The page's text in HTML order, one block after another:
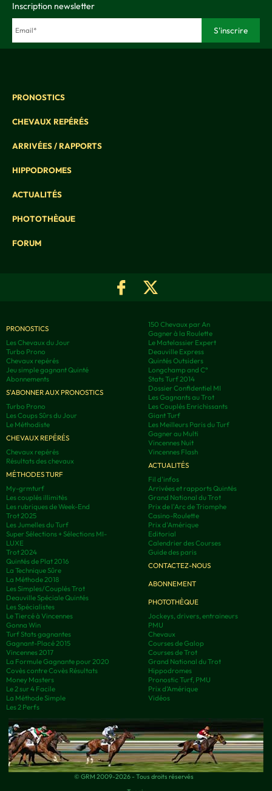
Inscription newsletter
PRONOSTICS
CHEVAUX REPÉRÉS
ARRIVÉES / RAPPORTS
HIPPODROMES
ACTUALITÉS
PHOTOTHÈQUE
FORUM
PRONOSTICS
Les Chevaux du Jour
Turbo Prono
Chevaux repérés
Jeu simple gagnant Quinté
Abonnements
S'ABONNER AUX PRONOSTICS
Turbo Prono
Les Coups Sûrs du Jour
Le Méthodiste
CHEVAUX REPÉRÉS
Chevaux repérés
Résultats des chevaux
MÉTHODES TURF
My-grmturf
Les couplés illimités
Les rubriques de Week-End
Trot 2025
Les Jumelles du Turf
Super Sélections + Sélections MI-
LUXE
Trot 2024
Quintés de Plat 2016
La Technique Sûre
La Méthode 2018
Les Simples/Couplés Trot
Deauville Spéciale Quintés
Les Spécialistes
Le Tiercé à Vincennes
Gonna Win
Turf Stats gagnantes
Gagnant-Placé 2015
Vincennes 2017
La Formule Gagnante pour 2020
Covès contre Covès Résultats
Money Masters
Le 2 sur 4 Facile
La Méthode Simple
Les 2 Perfs
150 Chevaux par An
Gagner à la Roulette
Le Matelassier Expert
Deauville Express
Quintés Outsiders
Longchamp and C°
Stats Turf 2014
Dossier Confidentiel MI
Les Gagnants au Trot
Les Couplés Enrichissants
Giant Turf
Les Meilleurs Paris du Turf
Gagner au Multi
Vincennes Nuit
Vincennes Flash
ACTUALITÉS
Fil d'infos
Arrivées et rapports Quintés
Grand National du Trot
Prix de l'Arc de Triomphe
Casino-Roulette
Prix d'Amérique
Editorial
Calendrier des Courses
Guide des paris
CONTACTEZ-NOUS
ABONNEMENT
PHOTOTHÈQUE
Jockeys, drivers, entraineurs
PMU
Chevaux
Courses de Galop
Courses de Trot
Grand National du Trot
Hippodromes
Pronostic Turf, PMU
Prix d’Amérique
Vidéos
© GRM 2009-2026 - Tous droits réservés